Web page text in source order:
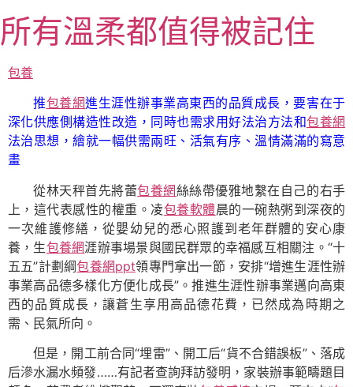
至
主
要
所有溫柔都值得被記住
包養
推包養網進生涯性辦事業高東西的品質成長，要害在于
深化供應側構造性改造，同時也需求用好法治方法和包養網
法治思想，繪就一幅供需兩旺、活氣有序、溫情滿滿的寫意
畫
從林天秤首先將蕾包養網絲絲帶優雅地繫在自己的右手
上，這代表感性的權重。凌包養軟體晨的一碗熱粥到深夜的
一次維護修繕，從嬰幼兒的悉心照護到老年群體的安心康
養，生包養網涯辦事場景與國民群眾的幸福感互相關注。“十
五五”計劃綱包養網ppt領專門拿出一節，安排“增進生涯性辦
事業高品德多樣化方便化成長”。推進生涯性辦事業邁向高東
西的品質成長，讓蒼生享用高品德花費，已然成為時期之
需、民氣所向。
但是，開工前合同“埋雷”、開工后“貨不合錯誤板”、落成
后滲水漏水頻發……有記者查詢拜訪發明，家裝辦事範疇題目